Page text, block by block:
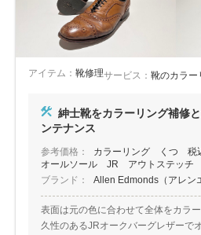
アイテム： 靴修理サービス： 靴のカラー
紳士靴をカラーリング補修
ンテナンス
参考価格：
カラーリング くつ 税
オールソール JR アウトステッチ
ブランド：
Allen Edmonds（アレン
表面は元の色に合わせて全体をカラ
久性のあるJRオークバーグレザーで